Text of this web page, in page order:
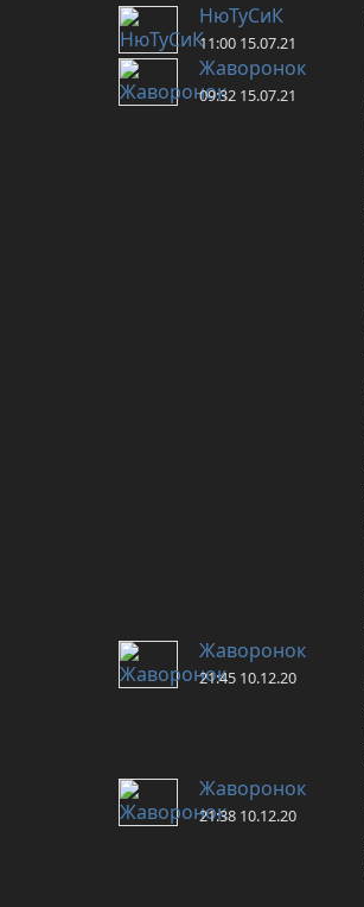
НюТуСиК
11:00 15.07.21
Жаворонок
09:32 15.07.21
Жаворонок
21:45 10.12.20
Жаворонок
21:38 10.12.20